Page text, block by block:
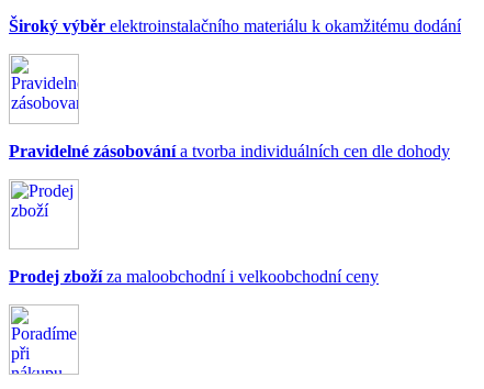
Široký výběr elektroinstalačního materiálu k okamžitému dodání
Pravidelné zásobovánía tvorba individuálních cen dle dohody
Prodej zbožíza maloobchodní i velkoobchodní ceny